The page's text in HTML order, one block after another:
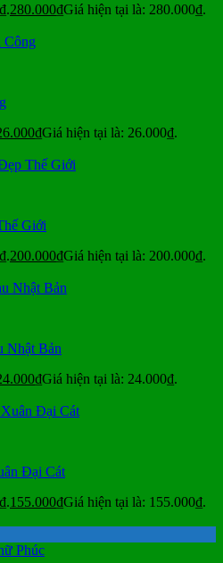
280.000₫Giá hiện tại là: 280.000₫.
₫Giá hiện tại là: 26.000₫.
Giới
200.000₫Giá hiện tại là: 200.000₫.
Nhật Bản
₫Giá hiện tại là: 24.000₫.
Đại Cát
155.000₫Giá hiện tại là: 155.000₫.